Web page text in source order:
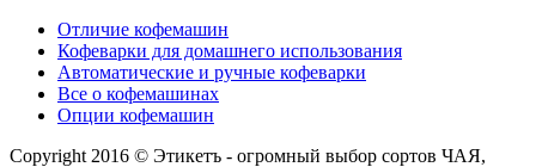
Отличие кофемашин
Кофеварки для домашнего использования
Автоматические и ручные кофеварки
Все о кофемашинах
Опции кофемашин
Copyright 2016 © Этикетъ - огромный выбор сортов ЧАЯ,